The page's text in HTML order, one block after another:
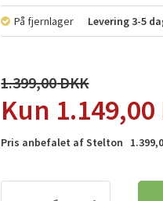
På fjernlager Levering3-5
1.399,00
1.149,00
Pris anbefalet af Stelton